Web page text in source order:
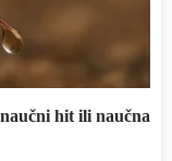
hit ili naučna